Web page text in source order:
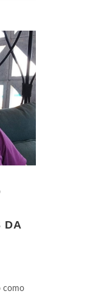
DA
como